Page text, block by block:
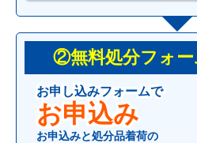
②無料処分フォー
お申し込みフォームで
お申込み
お申込みと処分品着荷の